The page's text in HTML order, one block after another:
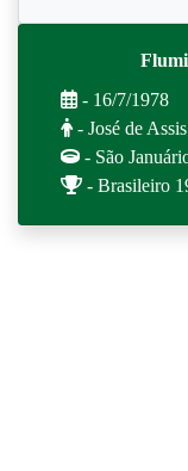
- 16/7/1978
- José de
- São
- Brasileiro